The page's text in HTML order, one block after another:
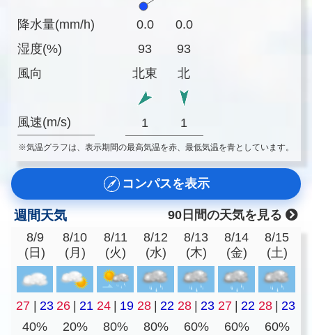
降水量(mm/h)
湿度(%)
風向
風速(m/s)
0.0
0.0
93
93
北東
北
1 1
※気温グラフは、表示期間の最高気温を赤、最低気温を青としています。
コンパスを表示
週間天気
90日間の天気を見る
8/9
(日)
8/10
(月)
8/11
(火)
8/12
(水)
8/13
(木)
8/14
(金)
8/15
(土)
27 | 23 26 | 21 24 | 19 28 | 22 28 | 23 27 | 22 28 | 23
40%
20% 80% 80% 60% 60% 60%